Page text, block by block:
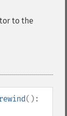
to the
():